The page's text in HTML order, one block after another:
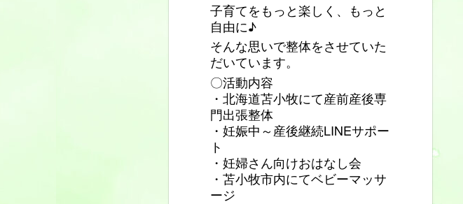
子育てをもっと楽しく、もっと
自由に♪
そんな思いで整体をさせていた
だいています。
〇活動内容
・北海道苫小牧にて産前産後専
門出張整体
・妊娠中～産後継続LINEサポー
ト
・妊婦さん向けおはなし会
・苫小牧市内にてベビーマッサ
ージ